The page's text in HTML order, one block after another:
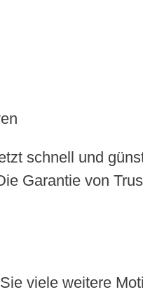
schnell und
Garantie von
viele weitere